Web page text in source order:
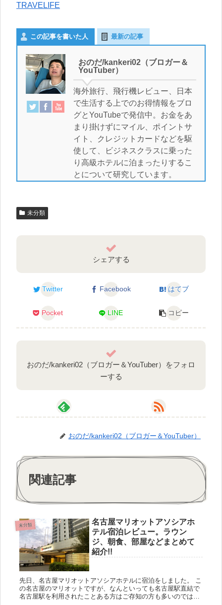
TRAVELIFE
この記事を書いた人 最新の記事
おのだ/kankeri02（ブロガー＆
YouTuber）
海外旅行、飛行機レビュー、日本
で生活する上でのお得情報をブロ
グとYouTubeで発信中。お金をあ
まり掛けずにマイル、ポイントサ
イト、クレジットカードなどを駆
使して、ビジネスクラスに乗った
り高級ホテルに泊まったりするこ
とについて研究しています。
未分類
シェアする
Twitter Facebook はてブ
Pocket LINE コピー
おのだ/kankeri02（ブロガー＆YouTuber）をフォロ
ーする
おのだ/kankeri02（ブロガー＆YouTuber）
関連記事
未分類
名古屋マリオットアソシアホ
テル宿泊レビュー。ラウン
ジ、朝食、部屋などまとめて
紹介!!
先日、名古屋マリオットアソシアホテルに宿泊をしました。 こ
の名古屋のマリオットですが、なんといっても名古屋駅直結で
名古屋駅を利用されたことある方はご存知の方も多いのではな